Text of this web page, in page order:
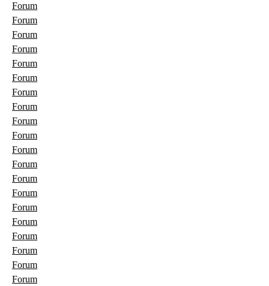
Forum
Forum
Forum
Forum
Forum
Forum
Forum
Forum
Forum
Forum
Forum
Forum
Forum
Forum
Forum
Forum
Forum
Forum
Forum
Forum